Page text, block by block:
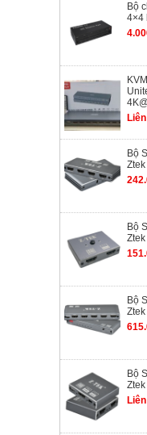
Bộ
4×4
Bộ
Ztek
Bộ
Ztek
Bộ
Ztek
Bộ
Ztek